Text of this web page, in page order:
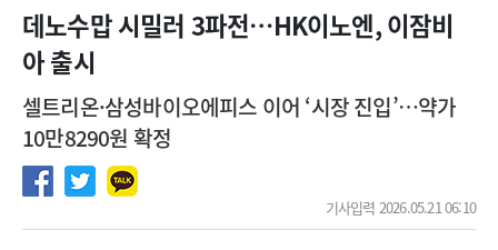
[영남대학교의료원] 마취통증의학과 임기제 임상의사 채용
데노수맙 시밀러 3파전…HK이노엔, 이잠비
아 출시
셀트리온·삼성바이오에피스 이어 ‘시장 진입’…약가
10만8290원 확정
기사입력 2026.05.21 06:10